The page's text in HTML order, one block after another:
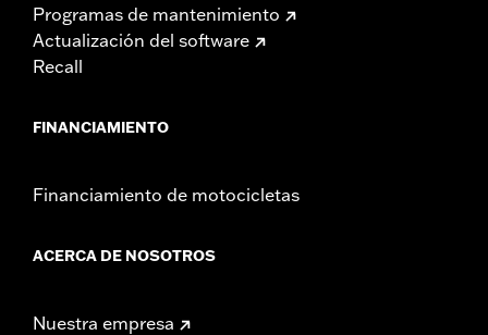
Programas de mantenimiento
Actualización del software
Recall
FINANCIAMIENTO
Financiamiento de motocicletas
ACERCA DE NOSOTROS
Nuestra empresa